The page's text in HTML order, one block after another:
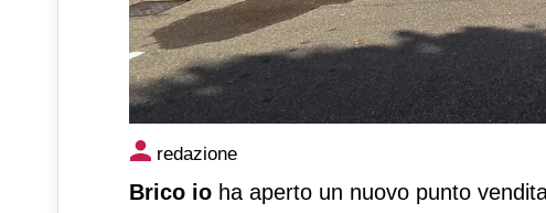
Brico io: nuova apertura a
redazione
Brico io ha aperto un nuovo punto